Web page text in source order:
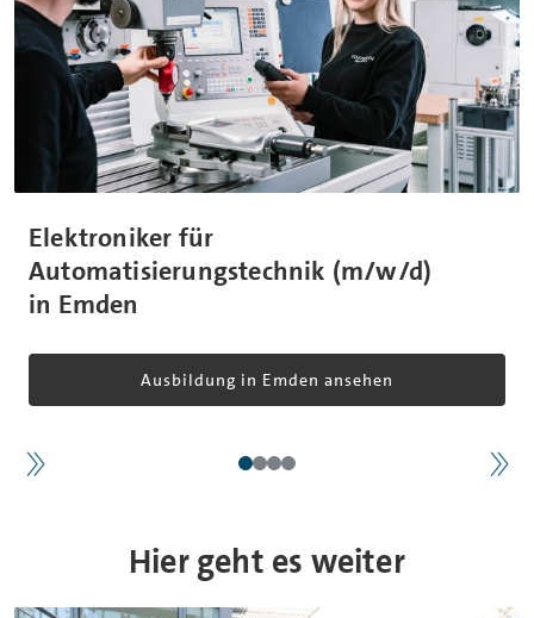
Elektroniker für
Automatisierungstechnik (m/w/d)
in Emden
Ausbildung in Emden ansehen
Hier geht es weiter